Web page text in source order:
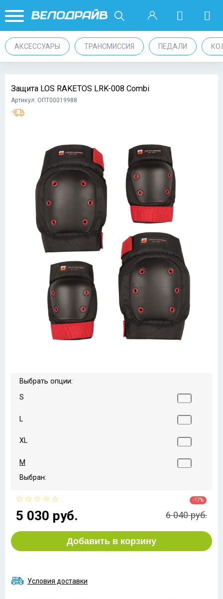
АКСЕССУАРЫ ТРАНСМИССИЯ ПЕДАЛИ
Защита LOS RAKETOS LRK-008 Combi
Артикул: ОПТ00019988
Выбрать опции:
S
L
XL
M
Выбран:
5 030 руб.
-17%
6 040 руб.
Добавить в корзину
Условия доставки